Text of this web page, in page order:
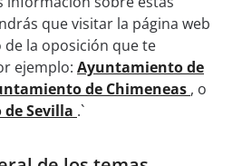
que visitar la página web
la oposición que te
ejemplo: Ayuntamiento de
de Chimeneas , o
Sevilla .`